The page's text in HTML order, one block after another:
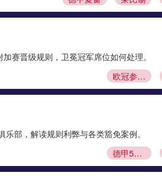
赛晋级规则，卫冕冠军席位如何处理。
欧冠参赛资格
部，解读规则利弊与各类豁免案例。
德甲50+1规则